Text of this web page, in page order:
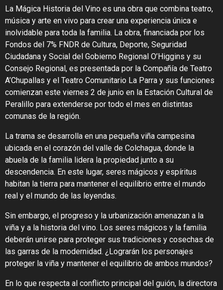
La Mágica Historia del Vino es una obra que combina teatro,
música y arte en vivo para crear una experiencia única e
inolvidable para toda la familia. La obra, financiada por los
Fondos del 7% FNDR de Cultura, Deporte, Seguridad
Ciudadana y Social del Gobierno Regional O’Higgins y su
Consejo Regional, es presentada por la Compañía de Teatro
A’Chupallas y el Teatro Comunitario La Parra y sus funciones
comienzan este viernes 2 de junio en la Estación Cultural de
Peralillo para extenderse por todo el mes en distintas
comunas de la región.
La trama se desarrolla en una pequeña viña campesina
ubicada en el corazón del valle de Colchagua, donde la
abuela de la familia lidera la propiedad junto a su
descendencia. En este lugar, seres mágicos y espíritus
habitan la tierra para mantener el equilibrio entre el mundo
real y el mundo de las leyendas.
Sin embargo, el progreso y la urbanización amenazan a la
viña y a la historia del vino. Los seres mágicos y la familia
deberán unirse para proteger sus tradiciones y cosechas de
las garras de la modernidad. ¿Lograrán los personajes
proteger la viña y mantener el equilibrio de ambos mundos?
En lo que respecta al conflicto principal del guión, la directora